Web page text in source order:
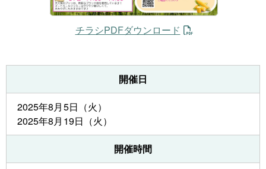
チラシPDFダウンロード
開催日
2025年8月5日（火）
2025年8月19日（火）
開催時間